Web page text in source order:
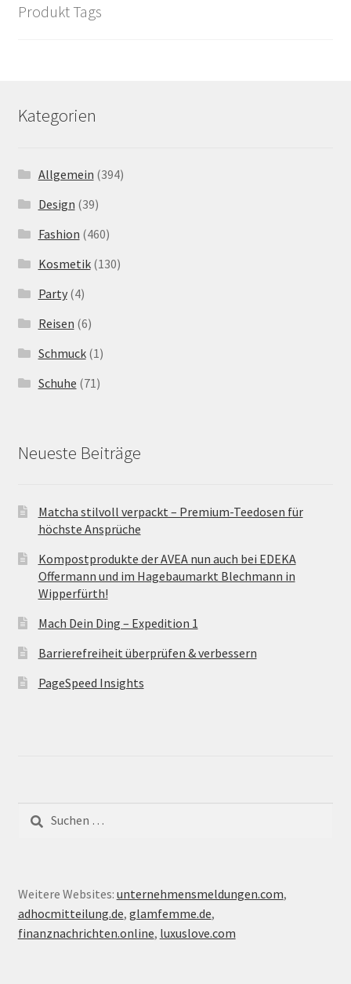
Produkt Tags
Kategorien
Allgemein (394)
Design (39)
Fashion (460)
Kosmetik(130)
Party(4)
Reisen (6)
Schmuck(1)
Schuhe (71)
Neueste Beiträge
Matcha stilvoll verpackt – Premium-Teedosen für
höchste Ansprüche
Kompostprodukte der AVEA nun auch bei EDEKA
Offermann und im Hagebaumarkt Blechmann in
Wipperfürth!
Mach Dein Ding – Expedition 1
Barrierefreiheit überprüfen & verbessern
PageSpeed Insights
Suche
nach:
Weitere Websites: unternehmensmeldungen.com,
adhocmitteilung.de, glamfemme.de,
finanznachrichten.online, luxuslove.com